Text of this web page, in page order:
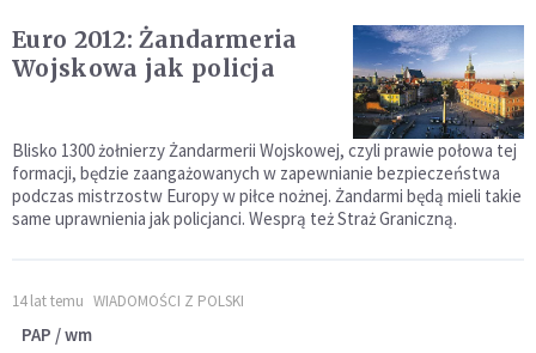
Euro 2012: Żandarmeria
Wojskowa jak policja
Blisko 1300 żołnierzy Żandarmerii Wojskowej, czyli prawie połowa tej
formacji, będzie zaangażowanych w zapewnianie bezpieczeństwa
podczas mistrzostw Europy w piłce nożnej. Żandarmi będą mieli takie
same uprawnienia jak policjanci. Wesprą też Straż Graniczną.
14 lat temu WIADOMOŚCI Z POLSKI
PAP / wm